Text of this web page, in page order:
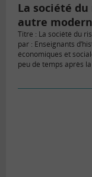
La société du
autre
Titre : La société du
par : Enseignants
économiques et
peu de temps après